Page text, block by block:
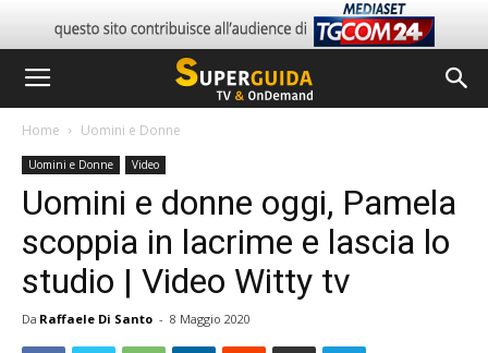
Home Uomini e Donne
Uomini e Donne Video
Uomini e donne oggi, Pamela
scoppia in lacrime e lascia lo
studio | Video Witty tv
Da Raffaele Di Santo - 8 Maggio 2020